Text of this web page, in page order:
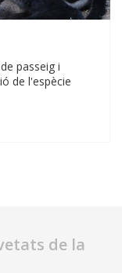
passeig i
de l'espècie
de la